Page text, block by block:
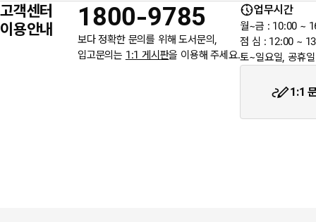
★입금자를 찾습니다.
고객센터
이용안내
1800-9785
보다 정확한 문의를 위해 도서문의,
입고문의는 1:1 게시판을 이용해 주세요.
업무시간
월~금 : 10:00 ~
점 심 : 12:00 ~
토~일요일, 공휴
1:1